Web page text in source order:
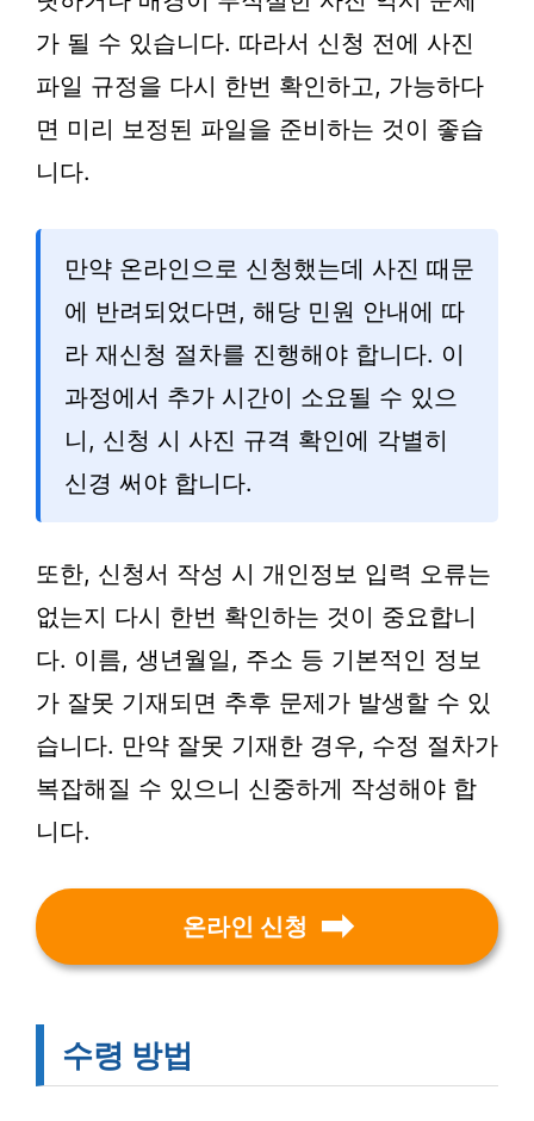
가 될 수 있습니다. 따라서 신청 전에 사진
파일 규정을 다시 한번 확인하고, 가능하다
면 미리 보정된 파일을 준비하는 것이 좋습
니다.
만약 온라인으로 신청했는데 사진 때문
에 반려되었다면, 해당 민원 안내에 따
라 재신청 절차를 진행해야 합니다. 이
과정에서 추가 시간이 소요될 수 있으
니, 신청 시 사진 규격 확인에 각별히
신경 써야 합니다.
또한, 신청서 작성 시 개인정보 입력 오류는
없는지 다시 한번 확인하는 것이 중요합니
다. 이름, 생년월일, 주소 등 기본적인 정보
가 잘못 기재되면 추후 문제가 발생할 수 있
습니다. 만약 잘못 기재한 경우, 수정 절차가
복잡해질 수 있으니 신중하게 작성해야 합
니다.
온라인 신청
수령 방법